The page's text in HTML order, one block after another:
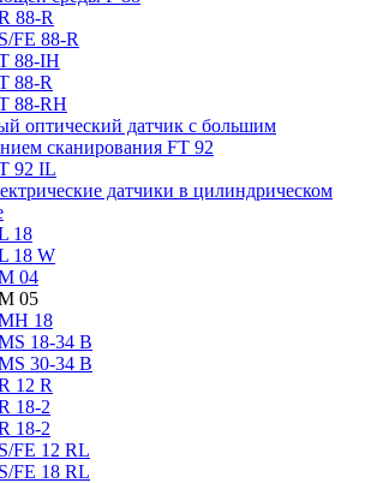
88-R
FE 88-R
88-IH
88-R
88-RH
оптический датчик с большим
сканирования FT 92
92 IL
датчики в цилиндрическом
18
18 W
04
05
18
18-34 B
30-34 B
12 R
18-2
18-2
FE 12 RL
FE 18 RL